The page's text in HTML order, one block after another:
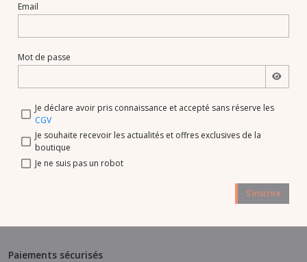
Email
Mot de passe
Je déclare avoir pris connaissance et accepté sans réserve les
CGV
Je souhaite recevoir les actualités et offres exclusives de la
boutique
Je ne suis pas un robot
S'inscrire
Paiements sécurisés